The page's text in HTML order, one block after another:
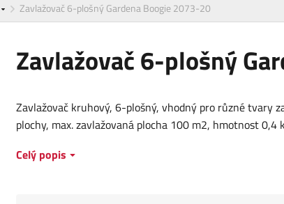
Zavlažovač 6-plošný Gardena Boogie 2073-20
Zavlažovač 6-plošný
Zavlažovač kruhový, 6-plošný, vhodný pro různé tvary
plochy, max. zavlažovaná plocha 100 m2, hmotnost 0,4
Celý popis